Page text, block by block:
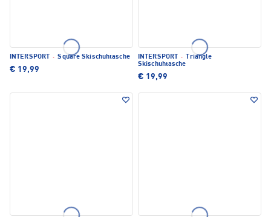
INTERSPORT · Square Skischuhtasche
€ 19,99
INTERSPORT ·
Triangle
Skischuhtasche
€ 19,99